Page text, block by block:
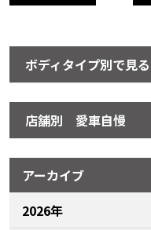
ボディタイプ別で見る
店舗別 愛車自慢
アーカイブ
2026年